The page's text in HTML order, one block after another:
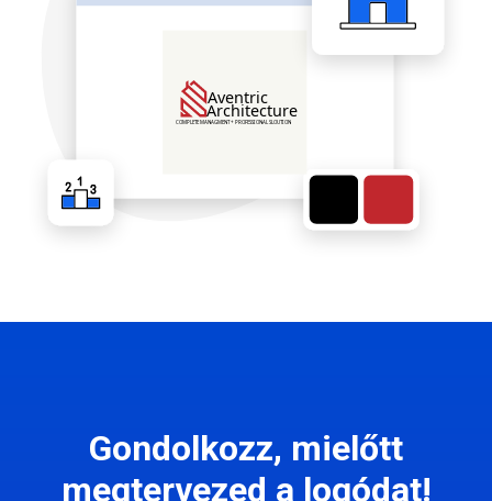
Gondolkozz, mielőtt
megtervezed a logódat!